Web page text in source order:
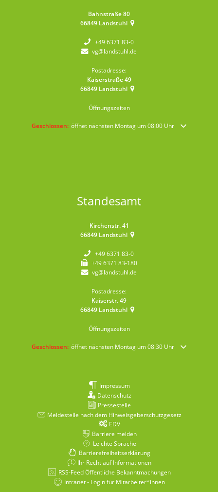
Bahnstraße 80
66849 Landstuhl
+49 6371 83-0
vg@landstuhl.de
Postadresse:
Kaiserstraße 49
66849 Landstuhl
Öffnungszeiten
Klicken, um weitere Öffnungs- oder Schließzeiten auszublenden
Geschlossen: öffnet nächsten Montag um 08:00 Uhr
Standesamt
Kirchenstr. 41
66849 Landstuhl
+49 6371 83-0
+49 6371 83-180
vg@landstuhl.de
Postadresse:
Kaiserstr. 49
66849 Landstuhl
Öffnungszeiten
Klicken, um weitere Öffnungs- oder Schließzeiten auszublenden
Geschlossen: öffnet nächsten Montag um 08:30 Uhr
Impressum
Datenschutz
Pressestelle
Meldestelle nach dem Hinweisgeberschutzgesetz
EDV
Barriere melden
Leichte Sprache
Barrierefreiheitserklärung
Ihr Recht auf Informationen
RSS-Feed Öffentliche Bekanntmachungen
Intranet - Login für Mitarbeiter*innen